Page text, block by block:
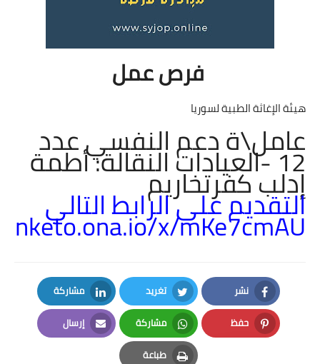
فرص عمل
هيئة الإغاثة الطبیة لسوریا
عامل\ة دعم النفسي عدد
12 -العيادات النقالة: أطمة
إدلب كفرتخاريم
التقديم على الرابط التالي
x/mKe7cmAU
نشر
Facebook
تغريد
Twitter
مشاركة
LinkedIn
حفظ
Pinterest
مشاركة
Whatsapp
إرسال
Email
طباعة